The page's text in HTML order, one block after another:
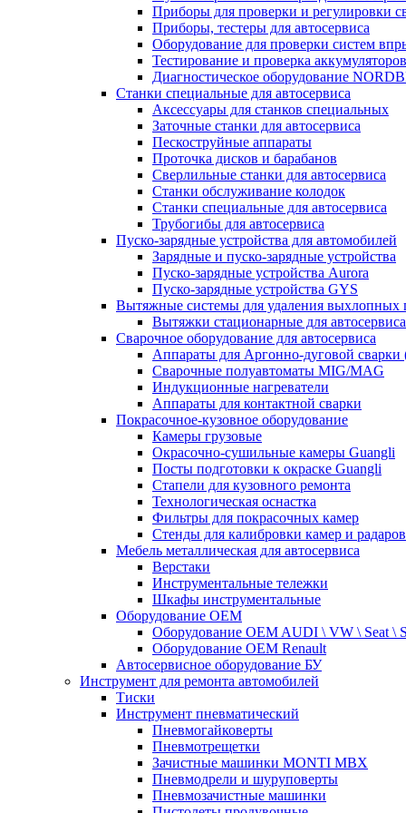
Приборы для проверки и регулировки
Приборы, тестеры для автосервиса
Оборудование для проверки систем
Тестирование и проверка аккумуляторов
Диагностическое оборудование
Станки специальные для автосервиса
Аксессуары для станков специальных
Заточные станки для автосервиса
Пескоструйные аппараты
Проточка дисков и барабанов
Сверлильные станки для автосервиса
Станки обслуживание колодок
Станки специальные для автосервиса
Трубогибы для автосервиса
Пуско-зарядные устройства для автомобилей
Зарядные и пуско-зарядные устройства
Пуско-зарядные устройства Aurora
Пуско-зарядные устройства GYS
Вытяжные системы для удаления выхлопных
Вытяжки стационарные для автосервиса
Сварочное оборудование для автосервиса
Аппараты для Аргонно-дуговой сварки
Сварочные полуавтоматы MIG/MAG
Индукционные нагреватели
Аппараты для контактной сварки
Покрасочное-кузовное оборудование
Камеры грузовые
Окрасочно-сушильные камеры Guangli
Посты подготовки к окраске Guangli
Стапели для кузовного ремонта
Технологическая оснастка
Фильтры для покрасочных камер
Стенды для калибровки камер и радаров
Мебель металлическая для автосервиса
Верстаки
Инструментальные тележки
Шкафы инструментальные
Оборудование OEM
Оборудование OEM AUDI \ VW \ Seat \
Оборудование OEM Renault
Автосервисное оборудование БУ
Инструмент для ремонта автомобилей
Тиски
Инструмент пневматический
Пневмогайковерты
Пневмотрещетки
Зачистные машинки MONTI MBX
Пневмодрели и шуруповерты
Пневмозачистные машинки